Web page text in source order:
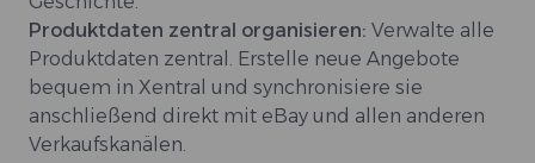
Produktdaten zentral organisieren: Verwalte alle
Produktdaten zentral. Erstelle neue Angebote
bequem in Xentral und synchronisiere sie
anschließend direkt mit eBay und allen anderen
Verkaufskanälen.